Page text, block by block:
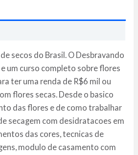
secos do Brasil. O Desbravando
um curso completo sobre flores
ter uma renda de R$6 mil ou
flores secas. Desde o basico
das flores e de como trabalhar
secagem com desidratacoes em
das cores, tecnicas de
modulo de casamento com